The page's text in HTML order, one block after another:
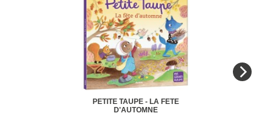
PETITE TAUPE - LA FETE
D'AUTOMNE